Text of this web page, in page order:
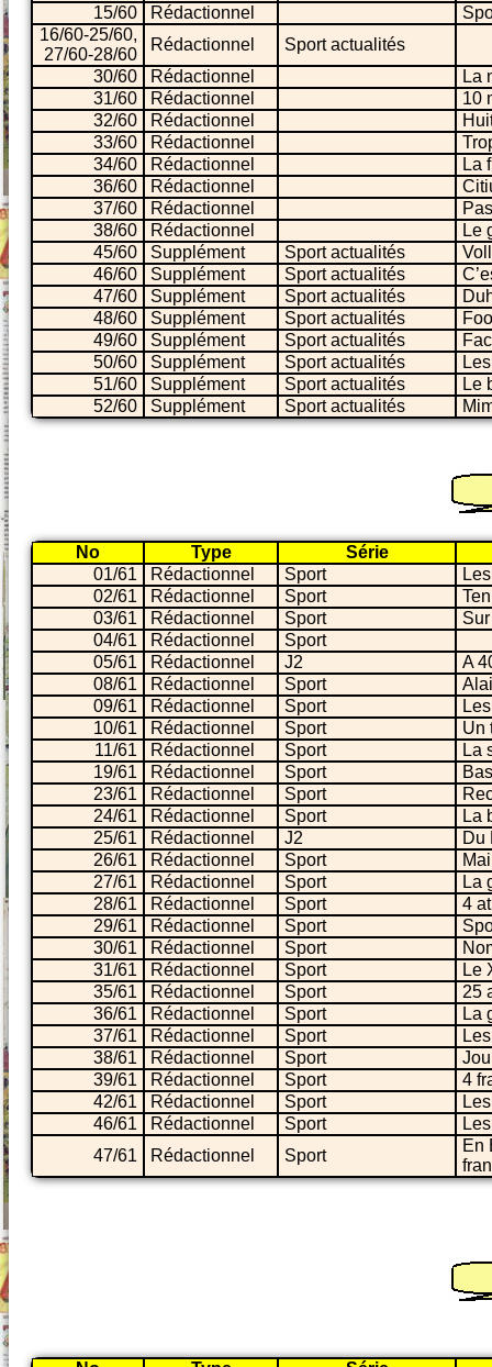
15/60 Rédactionnel
16/60-25/60,
27/60-28/60
Rédactionnel
Sport actualités
30/60
Rédactionnel
La
31/60
Rédactionnel
10
32/60
Rédactionnel
33/60
Rédactionnel
34/60
Rédactionnel
La
36/60
Rédactionnel
37/60
Rédactionnel
38/60
Rédactionnel
Le
45/60
Supplément Sport actualités
46/60
Supplément Sport actualités
47/60
Supplément Sport actualités
48/60
Supplément Sport actualités
49/60
Supplément Sport actualités
50/60
Supplément Sport actualités
51/60
Supplément Sport actualités
Le
52/60
Supplément Sport actualités
No Type
Série
01/61
Rédactionnel Sport
02/61
Rédactionnel Sport
03/61
Rédactionnel Sport
04/61
Rédactionnel
Sport
05/61
Rédactionnel J2
A
08/61
Rédactionnel Sport
09/61
Rédactionnel Sport
10/61
Rédactionnel Sport
Un
11/61
Rédactionnel Sport
La
19/61
Rédactionnel Sport
23/61
Rédactionnel Sport
24/61
Rédactionnel Sport
La
25/61
Rédactionnel J2
Du
26/61
Rédactionnel Sport
27/61
Rédactionnel Sport
La
28/61
Rédactionnel Sport
4
29/61
Rédactionnel Sport
30/61
Rédactionnel Sport
31/61
Rédactionnel Sport
Le
35/61
Rédactionnel Sport
25
36/61
Rédactionnel Sport
La
37/61
Rédactionnel Sport
38/61
Rédactionnel Sport
39/61
Rédactionnel Sport
4
42/61
Rédactionnel Sport
46/61
Rédactionnel Sport
47/61
Rédactionnel Sport
En